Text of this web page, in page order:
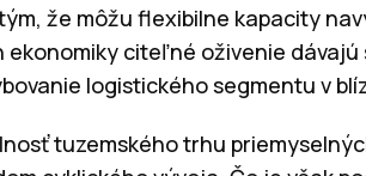
že môžu flexibilne kapacity
citeľné oživenie
logistického segmentu v
tuzemského trhu